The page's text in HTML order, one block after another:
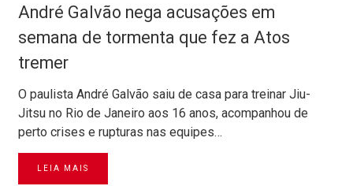
André Galvão nega acusações em
semana de tormenta que fez a Atos
tremer
O paulista André Galvão saiu de casa para treinar Jiu-
Jitsu no Rio de Janeiro aos 16 anos, acompanhou de
perto crises e rupturas nas equipes…
LEIA MAIS